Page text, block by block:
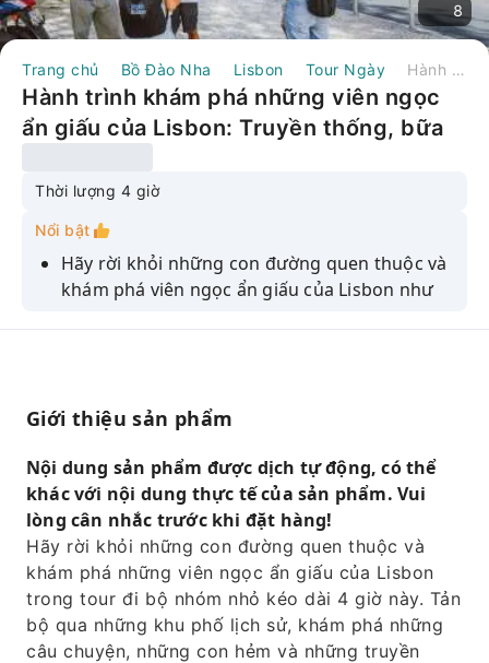
8
Trang chủ Bồ Đào Nha Lisbon Tour Ngày Hành trình khám phá những viên ngọc ẩn giấu của Lisbon: Truyền thống, bữa trưa và chuyến phà | Bồ Đào Nha
Hành trình khám phá những viên ngọc
ẩn giấu của Lisbon: Truyền thống, bữa
Thời lượng 4 giờ
Nổi bật
Hãy rời khỏi những con đường quen thuộc và
khám phá viên ngọc ẩn giấu của Lisbon như
Hãy dạo bước trên những con phố hẹp, nơi
bạn sẽ được nghe về lịch sử Hồi giáo và âm
nhạc Fado.
Hãy trải nghiệm chuyến đi phà ngắm cảnh
trên sông Tagus, chiêm ngưỡng toàn cảnh
Lisbon.
Khám phá những địa điểm ít người biết đến,
những thắng cảnh và những món ăn yêu
thích của người dân địa phương.
Giới thiệu sản phẩm
Nội dung sản phẩm được dịch tự động, có thể
khác với nội dung thực tế của sản phẩm. Vui
lòng cân nhắc trước khi đặt hàng!
Hãy rời khỏi những con đường quen thuộc và
khám phá những viên ngọc ẩn giấu của Lisbon
trong tour đi bộ nhóm nhỏ kéo dài 4 giờ này. Tản
bộ qua những khu phố lịch sử, khám phá những
câu chuyện, những con hẻm và những truyền